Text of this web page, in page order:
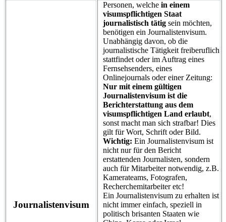
Journalistenvisum
Personen, welche in einem
visumspflichtigen Staat
journalistisch tätig sein möchten,
benötigen ein Journalistenvisum.
Unabhängig davon, ob die
journalistische Tätigkeit freiberuflich
stattfindet oder im Auftrag eines
Fernsehsenders, eines
Onlinejournals oder einer Zeitung:
Nur mit einem gültigen
Journalistenvisum ist die
Berichterstattung aus dem
visumspflichtigen Land erlaubt,
sonst macht man sich strafbar! Dies
gilt für Wort, Schrift oder Bild.
Wichtig: Ein Journalistenvisum ist
nicht nur für den Bericht
erstattenden Journalisten, sondern
auch für Mitarbeiter notwendig, z.B.
Kamerateams, Fotografen,
Recherchemitarbeiter etc!
Ein Journalistenvisum zu erhalten ist
nicht immer einfach, speziell in
politisch brisanten Staaten wie